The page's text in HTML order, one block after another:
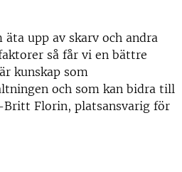
upp av skarv och andra
så får vi en bättre
kunskap som
och som kan bidra till
Florin, platsansvarig för